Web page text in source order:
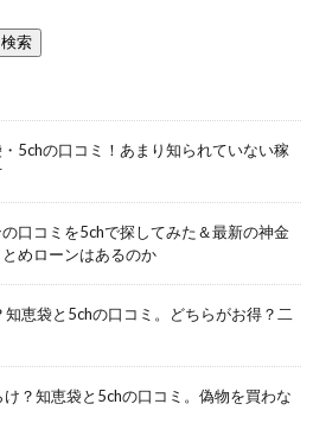
検索
5chの口コミ！あまり知られていない稼
口コミを5chで探してみた＆最新の神金
めローンはあるのか
恵袋と5chの口コミ。どちらがお得？二
？知恵袋と5chの口コミ。偽物を買わな